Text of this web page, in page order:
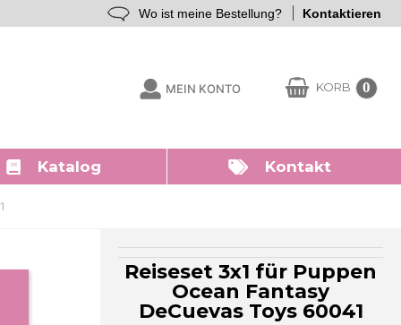
Wo ist meine Bestellung? Kontaktieren
MEIN KONTO KORB 0
Katalog Kontakt
Reiseset 3x1 für Puppen
Ocean Fantasy
DeCuevas Toys 60041